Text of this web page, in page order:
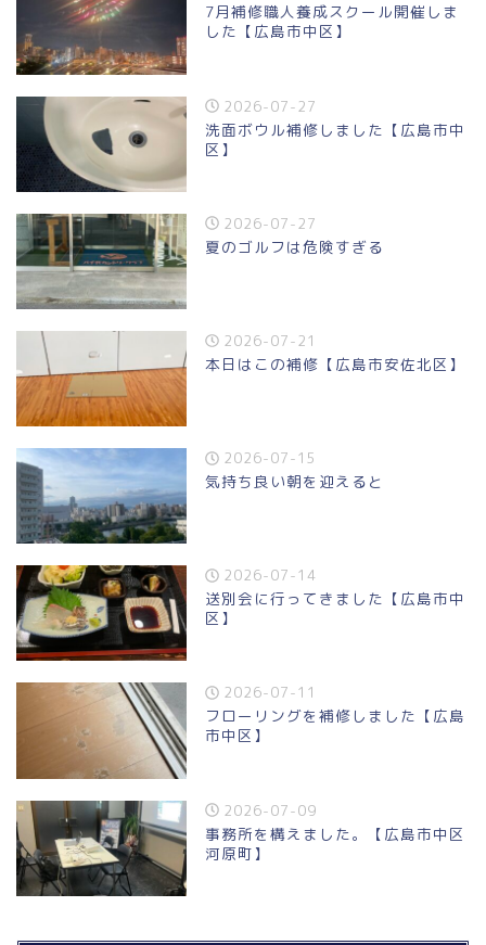
7月補修職人養成スクール開催しま
した【広島市中区】
2026-07-27
洗面ボウル補修しました【広島市中
区】
2026-07-27
夏のゴルフは危険すぎる
2026-07-21
本日はこの補修【広島市安佐北区】
2026-07-15
気持ち良い朝を迎えると
2026-07-14
送別会に行ってきました【広島市中
区】
2026-07-11
フローリングを補修しました【広島
市中区】
2026-07-09
事務所を構えました。【広島市中区
河原町】